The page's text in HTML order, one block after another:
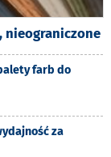
nieograniczone
farb do
za